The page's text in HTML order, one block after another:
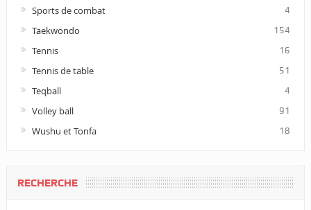
Sports de combat 4
Taekwondo 154
Tennis 16
Tennis de table 51
Teqball 4
Volley ball 91
Wushu et Tonfa 18
RECHERCHE